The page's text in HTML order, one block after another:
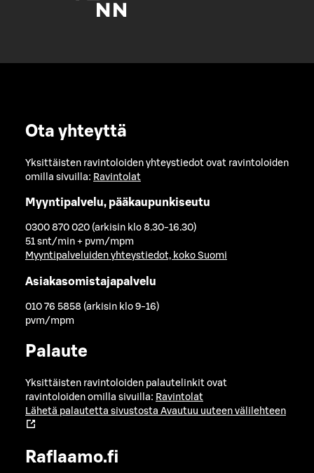
Ota yhteyttä
Yksittäisten ravintoloiden yhteystiedot ovat ravintoloiden
omilla sivuilla: Ravintolat
Myyntipalvelu, pääkaupunkiseutu
0300 870 020 (arkisin klo 8.30-16.30)
51 snt/min + pvm/mpm
Myyntipalveluiden yhteystiedot, koko Suomi
Asiakasomistajapalvelu
010 76 5858 (arkisin klo 9-16)
pvm/mpm
Palaute
Yksittäisten ravintoloiden palautelinkit ovat
ravintoloiden omilla sivuilla: Ravintolat
Lähetä palautetta sivustosta Avautuu uuteen välilehteen
Raflaamo.fi